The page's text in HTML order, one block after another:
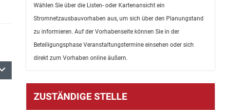
Wählen Sie über die Listen- oder Kartenansicht ein
Stromnetzausbauvorhaben aus, um sich über den Planungstand
zu informieren. Auf der Vorhabenseite können Sie in der
Beteiligungsphase Veranstaltungstermine einsehen oder sich
direkt zum Vorhaben online äußern.
ZUSTÄNDIGE STELLE